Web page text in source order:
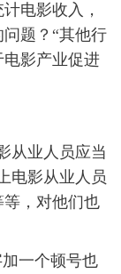
电影收入，
题？“其他行
影产业促进
业人员应当
电影从业人员
，对他们也
一个顿号也